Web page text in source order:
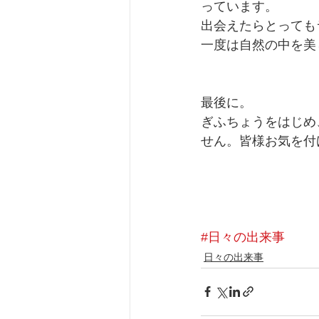
っています。
出会えたらとって
一度は自然の中を
最後に。
ぎふちょうをはじ
せん。皆様お気を
#日々の出来事
日々の出来事